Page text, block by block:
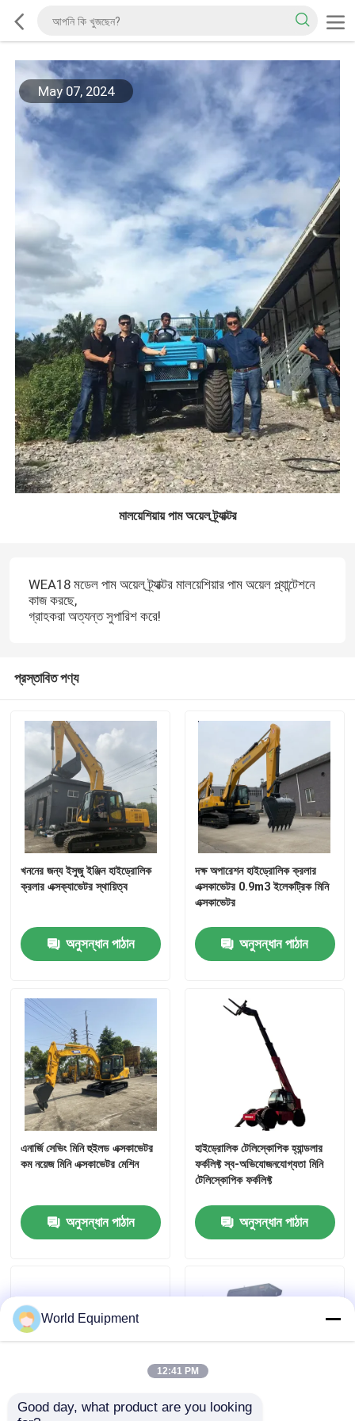
May 07, 2024
মালয়েশিয়ায় পাম অয়েল ট্র্যাক্টর
WEA18 মডেল পাম অয়েল ট্র্যাক্টর মালয়েশিয়ার পাম অয়েল প্ল্যান্টেশনে
কাজ করছে,
গ্রাহকরা অত্যন্ত সুপারিশ করে!
প্রস্তাবিত পণ্য
খননের জন্য ইসুজু ইঞ্জিন হাইড্রোলিক
ক্রলার এক্সক্যাভেটর স্থায়িত্ব
অনুসন্ধান পাঠান
দক্ষ অপারেশন হাইড্রোলিক ক্রলার
এক্সকাভেটর 0.9m3 ইলেকট্রিক মিনি
এক্সকাভেটর
অনুসন্ধান পাঠান
এনার্জি সেভিং মিনি হুইলড এক্সকাভেটর
কম নয়েজ মিনি এক্সকাভেটর মেশিন
অনুসন্ধান পাঠান
হাইড্রোলিক টেলিস্কোপিক হ্যান্ডলার
ফর্কলিফ্ট স্ব-অভিযোজনযোগ্যতা মিনি
টেলিস্কোপিক ফর্কলিফ্ট
অনুসন্ধান পাঠান
World Equipment
12:41 PM
Good day, what product are you looking